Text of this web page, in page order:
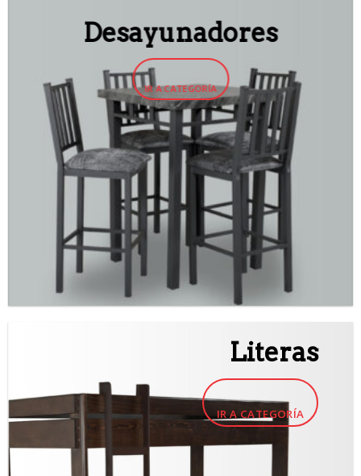
Desayunadores
IR A CATEGORÍA
Literas
IR A CATEGORÍA